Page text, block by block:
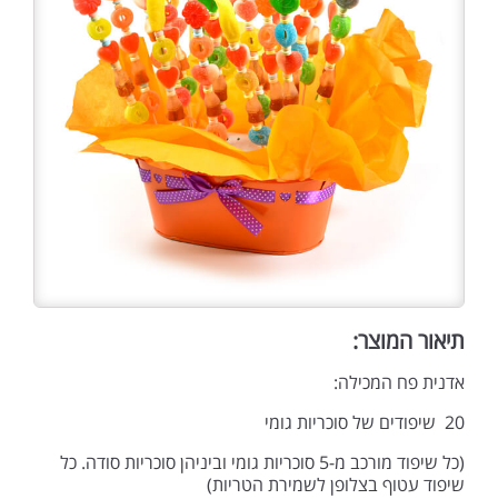
תיאור המוצר:
אדנית פח המכילה:
20 שיפודים של סוכריות גומי
(כל שיפוד מורכב מ-5 סוכריות גומי וביניהן סוכריות סודה. כל
שיפוד עטוף בצלופן לשמירת הטריות)